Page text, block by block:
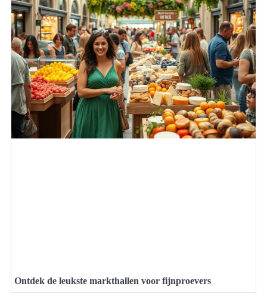
Ontdek de leukste markthallen voor fijnproevers